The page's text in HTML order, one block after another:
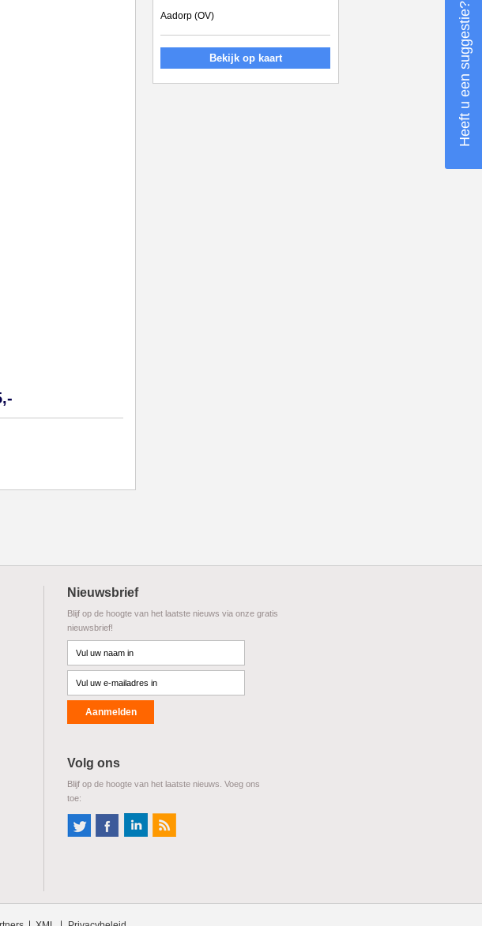
Aadorp (OV)
Bekijk op kaart
Nieuwsbrief
Blijf op de hoogte van het laatste nieuws via onze gratis
nieuwsbrief!
Volg ons
Blijf op de hoogte van het laatste nieuws. Voeg ons
toe:
Heeft u een suggestie?